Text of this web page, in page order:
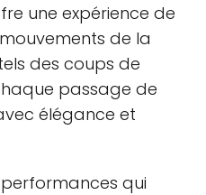
une expérience de
de la
des coups de
passage de
élégance et
qui